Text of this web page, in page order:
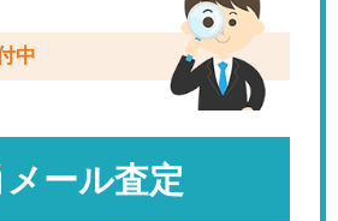
中
メール査定